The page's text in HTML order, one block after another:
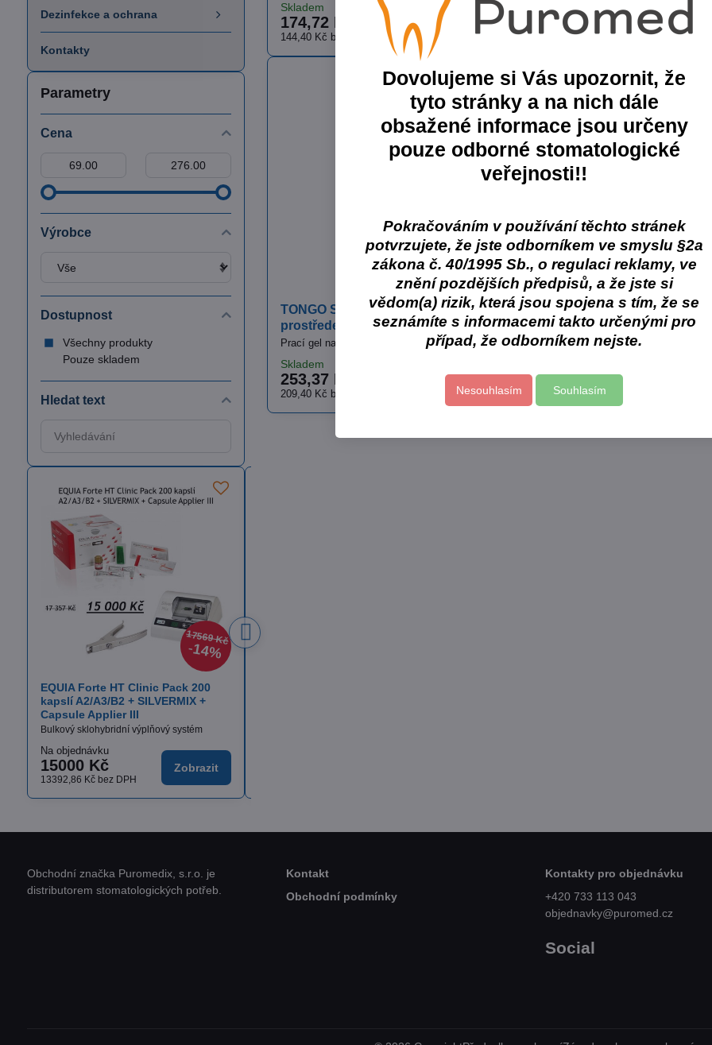
Skladem
174,72 Kč
144,40 Kč bez DPH
Do košíku
Skladem
od 69,45 Kč
od 57,40 Kč bez DPH
TONGO Sport, tekutý prací
prostředek
Prací gel na funkční prádlo
Skladem
253,37 Kč
209,40 Kč bez DPH
Parametry
Cena
Výrobce
Dostupnost
Všechny produkty
Pouze skladem
Hledat text
výsledky
filtru
fulltextem
Dezinfekce a ochrana
Kontakty
17569 Kč
14%
EQUIA Forte HT Clinic Pack 200
kapslí A2/A3/B2 + SILVERMIX +
Capsule Applier III
Bulkový sklohybridní výplňový systém
Na objednávku
15000 Kč
13392,86 Kč bez DPH
Zobrazit
Obchodní značka Puromedix, s.r.o. je
distributorem stomatologických potřeb.
Kontakt
Obchodní podmínky
Kontakty pro objednávku
+420 733 113 043
objednavky@puromed.cz
Social
Dovolujeme si Vás upozornit, že
tyto stránky a na nich dále
obsažené informace jsou určeny
pouze odborné stomatologické
veřejnosti!!
Pokračováním v používání těchto stránek
potvrzujete, že jste odborníkem ve smyslu §2a
zákona č. 40/1995 Sb., o regulaci reklamy, ve
znění pozdějších předpisů, a že jste si
vědom(a) rizik, která jsou spojena s tím, že se
seznámíte s informacemi takto určenými pro
případ, že odborníkem nejste.
Nesouhlasím Souhlasím